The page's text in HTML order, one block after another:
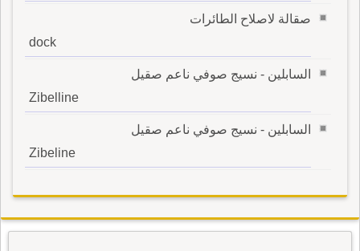
صقالة لاصلاح الطائرات
dock
السابلين - نسيج صوفي ناعم صقيل
Zibelline
السابلين - نسيج صوفي ناعم صقيل
Zibeline